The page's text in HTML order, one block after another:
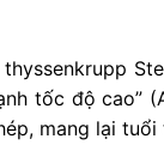
tốc độ
mang lại